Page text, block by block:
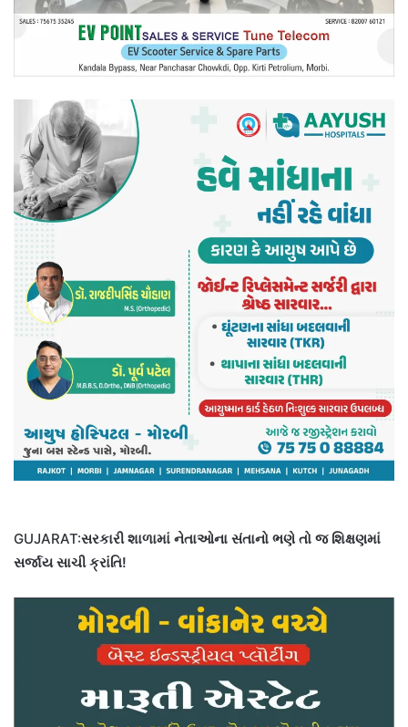
GUJARAT:સરકારી શાળામાં નેતાઓના સંતાનો ભણે તો જ શિક્ષણમાં
સર્જાય સાચી ક્રાંતિ!